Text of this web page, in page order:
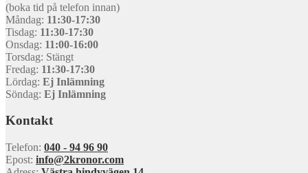
(boka tid på telefon innan)
Måndag: 11:30-17:30
Tisdag: 11:30-17:30
Onsdag: 11:00-16:00
Torsdag: Stängt
Fredag: 11:30-17:30
Lördag: Ej Inlämning
Söndag: Ej Inlämning
Kontakt
Telefon: 040 - 94 96 90
Epost: info@2kronor.com